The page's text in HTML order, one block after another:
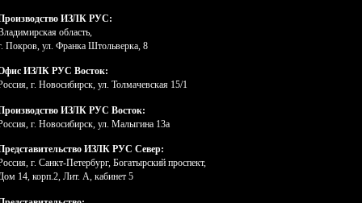
ИЗЛК РУС:
область,
Покров, ул. Франка Штольверка, 8
ИЗЛК РУС Восток:
г. Новосибирск, ул. Толмачевская 15/1
ИЗЛК РУС Восток:
г. Новосибирск, ул. Малыгина 13а
ИЗЛК РУС Север:
г. Санкт-Петербург, Богатырский проспект,
14, корп.2, Лит. А, кабинет 5